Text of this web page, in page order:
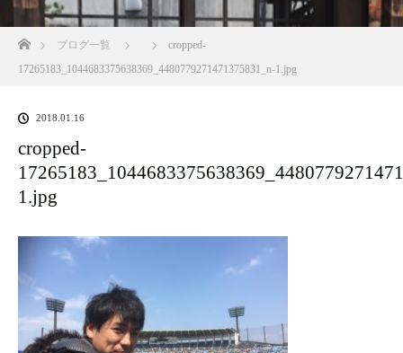
ホームブログ一覧
cropped-
17265183_1044683375638369_4480779271471375831_n-1.jpg
2018.01.16
cropped-
1.jpg